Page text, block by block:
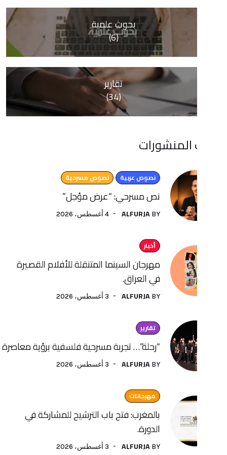
بحوث علمية
(6)
تقارير
(34)
نصوص عربية نصوص مسرحية
نص مسرحي: “عرض مؤجل”
BY
ALFURJA 4 أغسطس، 2026
أخبار
مهرجان السينما المتنقلة للأفلام القصيرة
في العراق.
BY
ALFURJA 3 أغسطس، 2026
“رحلة”… تجربة مسرحية فلسفية برؤية معاصرة لفنون الأداء
BY
ALFURJA 3 أغسطس، 2026
مهرجانات
بالمغرب: فتح باب الترشيح للمشاركة في
الدورة.
BY
ALFURJA 3 أغسطس، 2026